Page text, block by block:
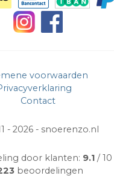
voorwaarden
Contact
- 2026 - snoerenzo.nl
door klanten: 9.1 / 10
beoordelingen